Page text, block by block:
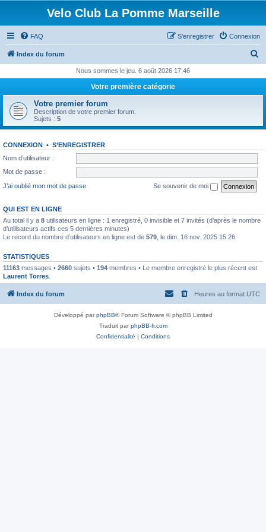
Velo Club La Pomme Marseille
FAQ Connexion
S’enregistrer
Index du forum
h
r
Nous sommes le jeu. 6 août 2026 17:46
Votre première catégorie
Votre premier forum
Description de votre premier forum.
Sujets : 5
CONNEXION • S’ENREGISTRER
Nom d’utilisateur :
Mot de passe :
J’ai oublié mon mot de passe
Se souvenir de moi
QUI EST EN LIGNE
Au total il y a 8 utilisateurs en ligne : 1 enregistré, 0 invisible et 7 invités (d’après le nombre
d’utilisateurs actifs ces 5 dernières minutes)
Le record du nombre d’utilisateurs en ligne est de 579 , le dim. 16 nov. 2025 15:26
STATISTIQUES
11163 messages • 2660 sujets • 194 membres • Le membre enregistré le plus récent est
Laurent Torres
Index du forum Heures au format UTC
Développé parphpBB® Forum Software © phpBB Limited
Traduit parphpBB-fr.com
Confidentialité | Conditions